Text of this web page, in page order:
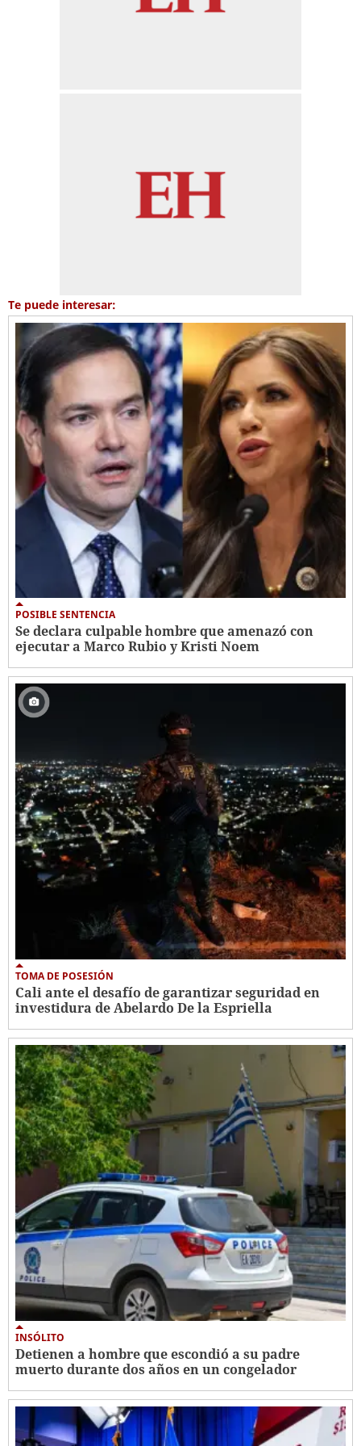
Te puede interesar:
POSIBLE SENTENCIA
Se declara culpable hombre que amenazó con
ejecutar a Marco Rubio y Kristi Noem
TOMA DE POSESIÓN
Cali ante el desafío de garantizar seguridad en
investidura de Abelardo De la Espriella
INSÓLITO
Detienen a hombre que escondió a su padre
muerto durante dos años en un congelador